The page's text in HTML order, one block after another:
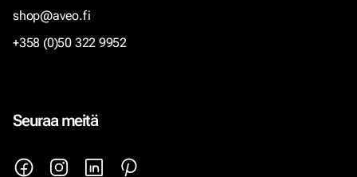
shop@aveo.fi
+358 (0)50 322 9952
Seuraa meitä